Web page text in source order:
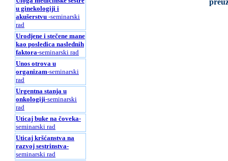
u ginekologiji i
akušerstvu -seminarski
rad
Urodjene i stečene mane
kao posledica naslednih
faktora-seminarski rad
Unos otrova u
organizam-seminarski
rad
Urgentna stanja u
onkologiji-seminarski
rad
Uticaj buke na čoveka-
seminarski rad
Uticaj kršćanstva na
razvoj sestrinstva-
seminarski rad